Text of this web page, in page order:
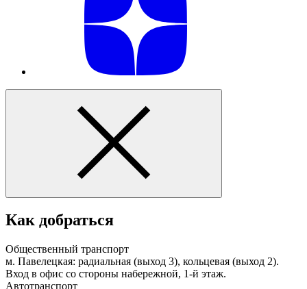
Как добраться
Общественный транспорт
м. Павелецкая: радиальная (выход 3), кольцевая (выход 2).
Вход в офис со стороны набережной, 1-й этаж.
Автотранспорт